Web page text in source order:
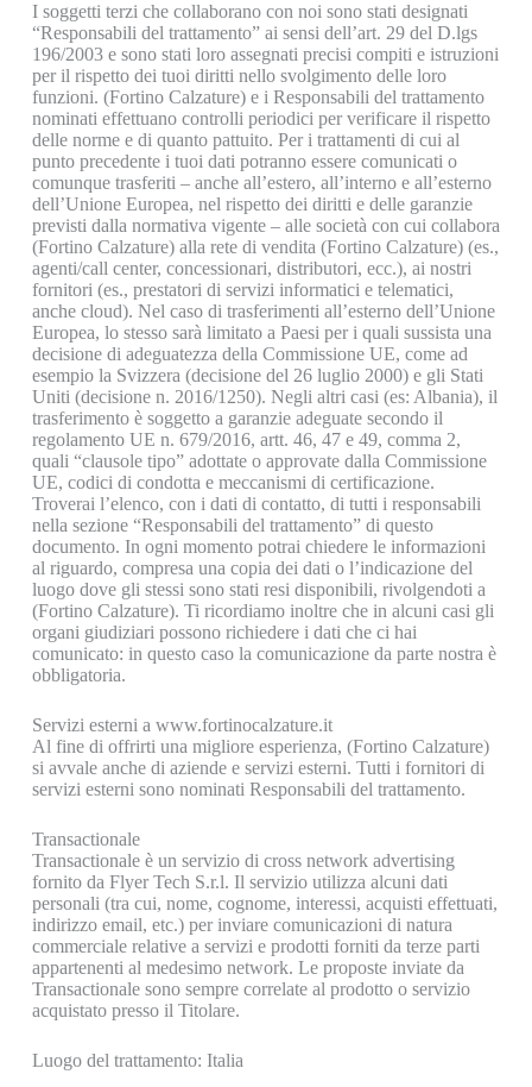
I soggetti terzi che collaborano con noi sono stati designati
“Responsabili del trattamento” ai sensi dell’art. 29 del D.lgs
196/2003 e sono stati loro assegnati precisi compiti e istruzioni
per il rispetto dei tuoi diritti nello svolgimento delle loro
funzioni. (Fortino Calzature) e i Responsabili del trattamento
nominati effettuano controlli periodici per verificare il rispetto
delle norme e di quanto pattuito. Per i trattamenti di cui al
punto precedente i tuoi dati potranno essere comunicati o
comunque trasferiti – anche all’estero, all’interno e all’esterno
dell’Unione Europea, nel rispetto dei diritti e delle garanzie
previsti dalla normativa vigente – alle società con cui collabora
(Fortino Calzature) alla rete di vendita (Fortino Calzature) (es.,
agenti/call center, concessionari, distributori, ecc.), ai nostri
fornitori (es., prestatori di servizi informatici e telematici,
anche cloud). Nel caso di trasferimenti all’esterno dell’Unione
Europea, lo stesso sarà limitato a Paesi per i quali sussista una
decisione di adeguatezza della Commissione UE, come ad
esempio la Svizzera (decisione del 26 luglio 2000) e gli Stati
Uniti (decisione n. 2016/1250). Negli altri casi (es: Albania), il
trasferimento è soggetto a garanzie adeguate secondo il
regolamento UE n. 679/2016, artt. 46, 47 e 49, comma 2,
quali “clausole tipo” adottate o approvate dalla Commissione
UE, codici di condotta e meccanismi di certificazione.
Troverai l’elenco, con i dati di contatto, di tutti i responsabili
nella sezione “Responsabili del trattamento” di questo
documento. In ogni momento potrai chiedere le informazioni
al riguardo, compresa una copia dei dati o l’indicazione del
luogo dove gli stessi sono stati resi disponibili, rivolgendoti a
(Fortino Calzature). Ti ricordiamo inoltre che in alcuni casi gli
organi giudiziari possono richiedere i dati che ci hai
comunicato: in questo caso la comunicazione da parte nostra è
obbligatoria.
Servizi esterni a www.fortinocalzature.it
Al fine di offrirti una migliore esperienza, (Fortino Calzature)
si avvale anche di aziende e servizi esterni. Tutti i fornitori di
servizi esterni sono nominati Responsabili del trattamento.
Transactionale
Transactionale è un servizio di cross network advertising
fornito da Flyer Tech S.r.l. Il servizio utilizza alcuni dati
personali (tra cui, nome, cognome, interessi, acquisti effettuati,
indirizzo email, etc.) per inviare comunicazioni di natura
commerciale relative a servizi e prodotti forniti da terze parti
appartenenti al medesimo network. Le proposte inviate da
Transactionale sono sempre correlate al prodotto o servizio
acquistato presso il Titolare.
Luogo del trattamento: Italia